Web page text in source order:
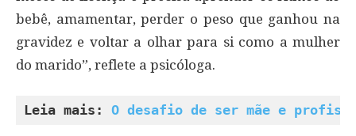
bebê, amamentar, perder o peso que ganhou na
gravidez e voltar a olhar para si como a mulher
do marido”, reflete a psicóloga.
Leia mais: O desafio de ser mãe e